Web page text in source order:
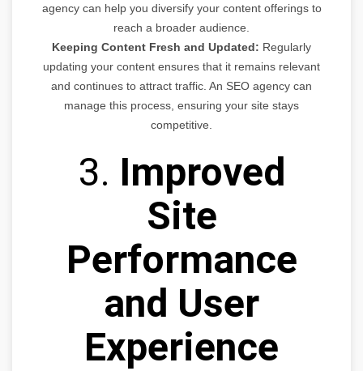
agency can help you diversify your content offerings to
reach a broader audience.
Keeping Content Fresh and Updated: Regularly
updating your content ensures that it remains relevant
and continues to attract traffic. An SEO agency can
manage this process, ensuring your site stays
competitive.
3. Improved
Site
Performance
and User
Experience